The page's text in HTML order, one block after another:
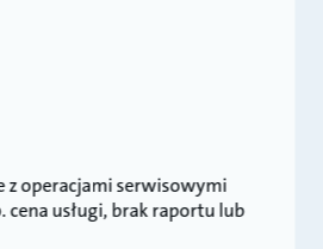
z operacjami serwisowymi
usługi, brak raportu lub